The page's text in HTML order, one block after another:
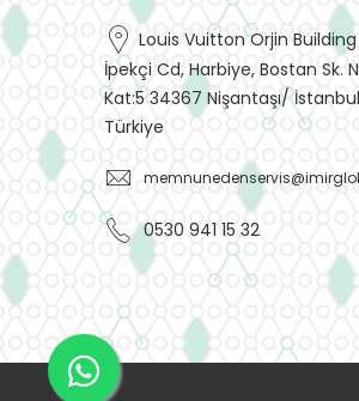
Louis Vuitton Orjin
İpekçi Cd, Harbiye, Bostan Sk.
Kat:5 34367 Nişantaşı/
Türkiye
0530 941 15 32